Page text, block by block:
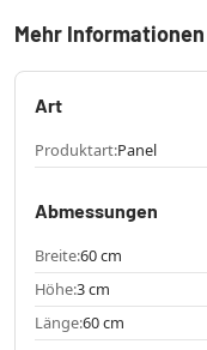
Mehr Informationen
Art
Produktart:Panel
Abmessungen
Breite:60 cm
Höhe:3 cm
Länge:60 cm